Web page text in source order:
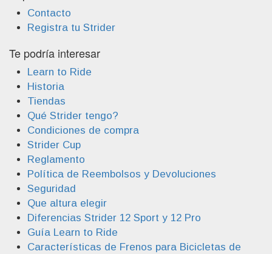
Contacto
Registra tu Strider
Te podría interesar
Learn to Ride
Historia
Tiendas
Qué Strider tengo?
Condiciones de compra
Strider Cup
Reglamento
Política de Reembolsos y Devoluciones
Seguridad
Que altura elegir
Diferencias Strider 12 Sport y 12 Pro
Guía Learn to Ride
Características de Frenos para Bicicletas de